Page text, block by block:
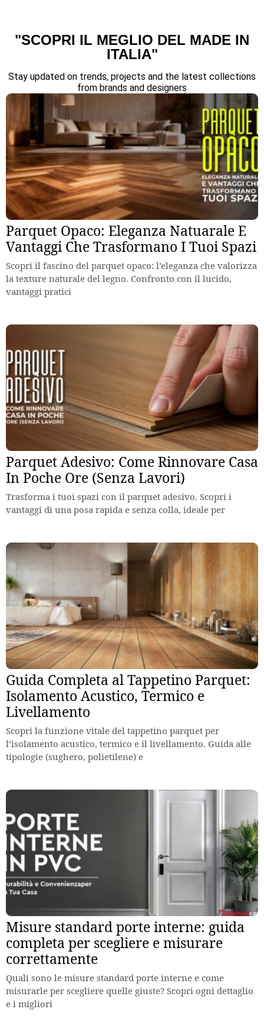
"SCOPRI IL MEGLIO DEL MADE IN
ITALIA"
Stay updated on trends, projects and the latest collections
from brands and designers
Parquet Opaco: Eleganza Natuarale E
Vantaggi Che Trasformano I Tuoi Spazi
Scopri il fascino del parquet opaco: l’eleganza che valorizza
la texture naturale del legno. Confronto con il lucido,
vantaggi pratici
Parquet Adesivo: Come Rinnovare Casa
In Poche Ore (Senza Lavori)
Trasforma i tuoi spazi con il parquet adesivo. Scopri i
vantaggi di una posa rapida e senza colla, ideale per
Guida Completa al Tappetino Parquet:
Isolamento Acustico, Termico e
Livellamento
Scopri la funzione vitale del tappetino parquet per
l’isolamento acustico, termico e il livellamento. Guida alle
tipologie (sughero, polietilene) e
Misure standard porte interne: guida
completa per scegliere e misurare
correttamente
Quali sono le misure standard porte interne e come
misurarle per scegliere quelle giuste? Scopri ogni dettaglio
e i migliori